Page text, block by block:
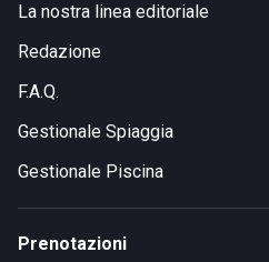
La nostra linea editoriale
Redazione
F.A.Q.
Gestionale Spiaggia
Gestionale Piscina
Prenotazioni